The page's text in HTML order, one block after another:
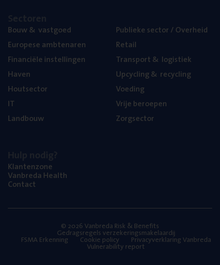
Bouw& vastgoed
Euro­pe­se ambtenaren
Finan­ci­ë­le instellingen
Haven
Hout­sec­tor
IT
Land­bouw
Publie­ke sec­tor / Overheid
Retail
Trans­port& logistiek
Upcy­cling& recycling
Voe­ding
Vrije beroe­pen
Zorg­sec­tor
Klan­ten­zo­ne
Van­b­re­da Health
Con­tact
© 2026 Vanbreda Risk & Benefits
Gedragsregels verzekeringsmakelaardij
FSMA Erkenning Cookie policy Privacyverklaring Vanbreda
Vulnerability report